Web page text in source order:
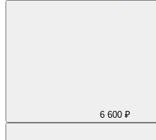
6 600 ₽